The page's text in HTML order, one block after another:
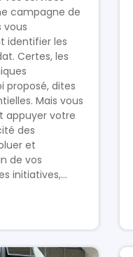
campagne de
identifier les
Certes, les
proposé, dites
Mais vous
appuyer votre
des
et
de vos
initiatives,...